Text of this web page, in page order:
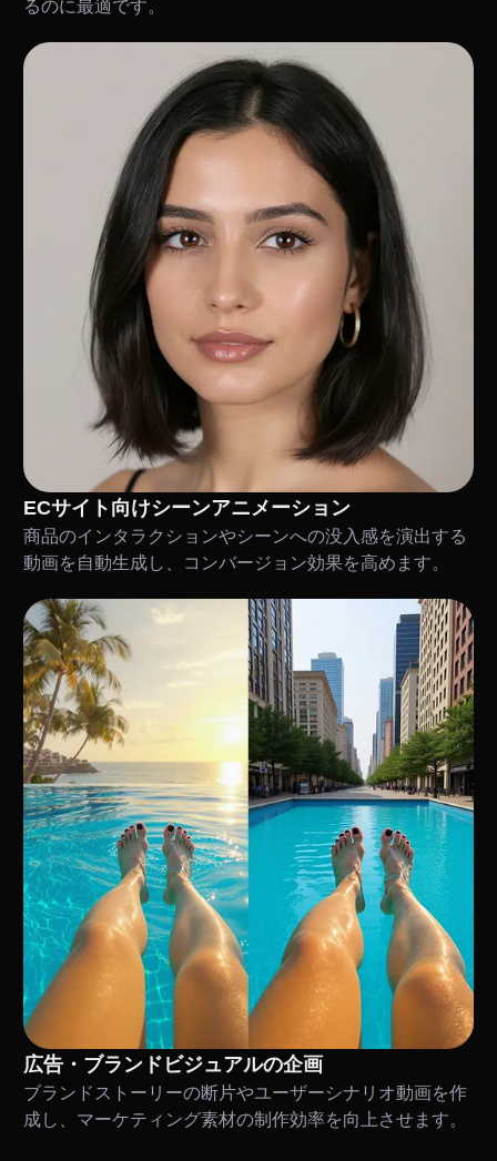
るのに最適です。
ECサイト向けシーンアニメーション
商品のインタラクションやシーンへの没入感を演出する
動画を自動生成し、コンバージョン効果を高めます。
広告・ブランドビジュアルの企画
ブランドストーリーの断片やユーザーシナリオ動画を作
成し、マーケティング素材の制作効率を向上させます。